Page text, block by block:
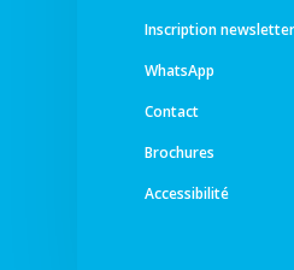
Inscription newsletter
WhatsApp
Contact
Brochures
Accessibilité